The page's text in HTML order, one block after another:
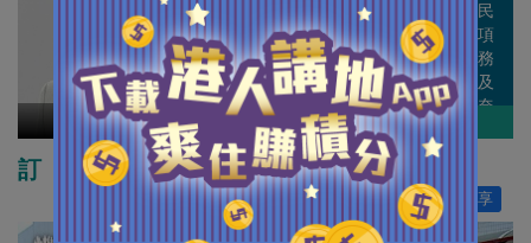
田北辰
人民共和國第十一及十二屆全國人民
代表大會 (港區代表)，過去曾任多項
政府公職，包括語文教育及研究常務
委員會（語常會）常務委員會主席及
僱員再培訓局主席。畢業於美國康奈
爾大學電子工程系，並於哈佛大學取
得工商管理碩士學位。
作者其他博評
訂「電召車」規管框架完善交通系統
分享
讚好 0